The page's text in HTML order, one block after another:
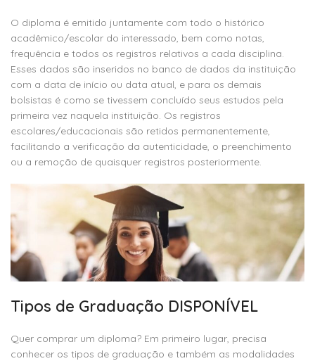
O diploma é emitido juntamente com todo o histórico
acadêmico/escolar do interessado, bem como notas,
frequência e todos os registros relativos a cada disciplina.
Esses dados são inseridos no banco de dados da instituição
com a data de início ou data atual, e para os demais
bolsistas é como se tivessem concluído seus estudos pela
primeira vez naquela instituição. Os registros
escolares/educacionais são retidos permanentemente,
facilitando a verificação da autenticidade, o preenchimento
ou a remoção de quaisquer registros posteriormente.
Tipos de Graduação DISPONÍVEL
Quer comprar um diploma? Em primeiro lugar, precisa
conhecer os tipos de graduação e também as modalidades